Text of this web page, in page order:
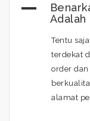
A
Adalah
Tentu
terdekat
order
alamat